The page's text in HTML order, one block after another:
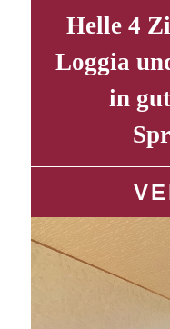
Helle 4
Loggia
in